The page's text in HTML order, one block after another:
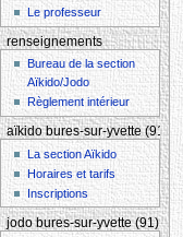
Le professeur
renseignements
Bureau de la section
Aïkido/Jodo
Règlement intérieur
aïkido bures-sur-yvette (91)
La section Aïkido
Horaires et tarifs
Inscriptions
jodo bures-sur-yvette (91)